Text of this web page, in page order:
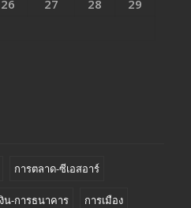
26 27 28
29
การตลาด-ซีเอสอาร์
น-การธนาคาร การเมือง